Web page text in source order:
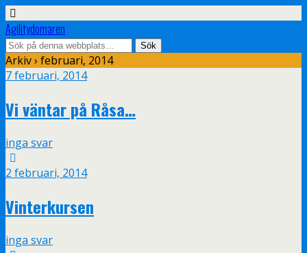
Agilitydomaren
Arkiv › februari, 2014
7 februari, 2014
Vi väntar på Råsa…
inga svar
2 februari, 2014
Vinterkursen
inga svar